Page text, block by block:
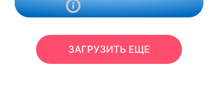
ЗАГРУЗИТЬ ЕЩЕ